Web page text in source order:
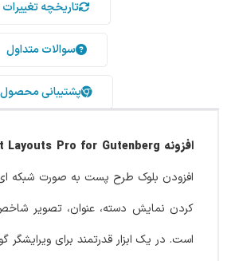
تاریخچه تغییرات
سوالات متداول
پشتیبانی محصول
افزونه Post Layouts Pro for Gutenberg
افزودن بلوک طرح پست به صورت شبکه
کردن نمایش دسته، عنوان، تصویر
است. در یک ابزار قدرتمند برای ویرایشگر